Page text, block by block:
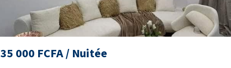
35 000 FCFA / Nuitée